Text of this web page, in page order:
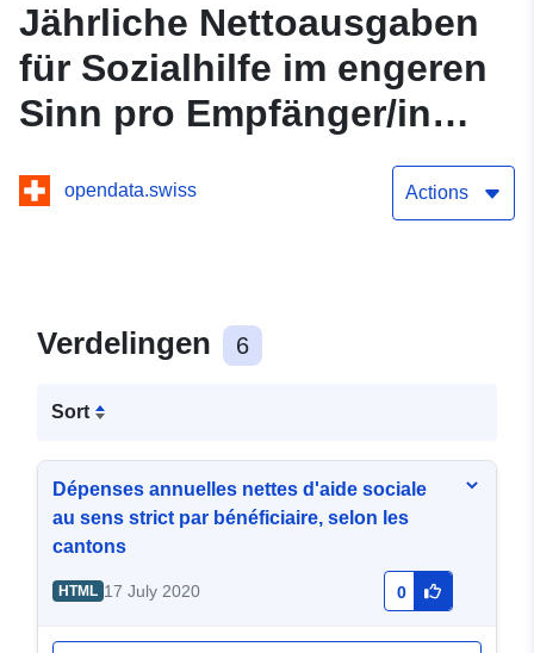
Jährliche Nettoausgaben
für Sozialhilfe im engeren
Sinn pro Empfänger/in
opendata.swiss Actions
Verdelingen 6
Sort
Dépenses annuelles nettes d'aide sociale
au sens strict par bénéficiaire, selon les
cantons
HTML 17 July 2020 0